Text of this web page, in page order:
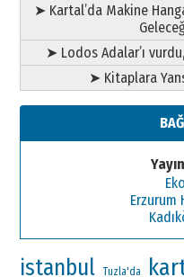
➤ Kartal’da Makine
➤ Lodos Adalar’ı
➤ Kitaplara
Erzurum
istanbul Tuzla'da